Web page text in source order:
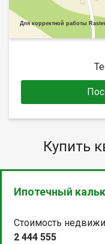
Для корректной работы
Купить
Ипотечный
Стоимость
2 444 555